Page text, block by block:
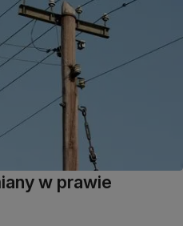
w prawie